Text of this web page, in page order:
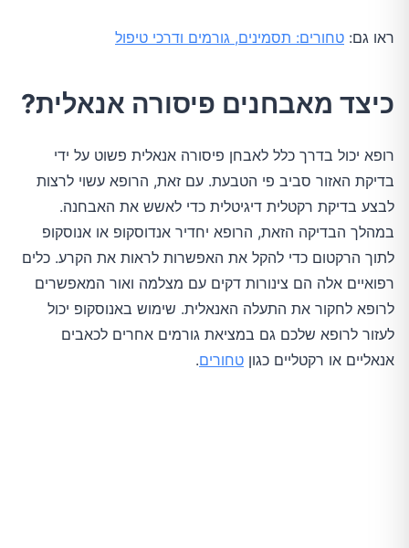
ראו גם: טחורים: תסמינים, גורמים ודרכי טיפול
כיצד מאבחנים פיסורה אנאלית?
רופא יכול בדרך כלל לאבחן פיסורה אנאלית פשוט על ידי
בדיקת האזור סביב פי הטבעת. עם זאת, הרופא עשוי לרצות
לבצע בדיקת רקטלית דיגיטלית כדי לאשש את האבחנה.
במהלך הבדיקה הזאת, הרופא יחדיר אנדוסקופ או אנוסקופ
לתוך הרקטום כדי להקל את האפשרות לראות את הקרע. כלים
רפואיים אלה הם צינורות דקים עם מצלמה ואור המאפשרים
לרופא לחקור את התעלה האנאלית. שימוש באנוסקופ יכול
לעזור לרופא שלכם גם במציאת גורמים אחרים לכאבים
אנאליים או רקטליים כגון טחורים.